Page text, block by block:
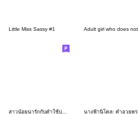
Little Miss Sassy #1
สาวน้อยน่ารักกับคำใช้บ่อย❤️